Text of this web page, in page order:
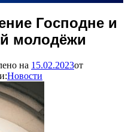
Господне и
молодёжи
на 15.02.2023от
Новости